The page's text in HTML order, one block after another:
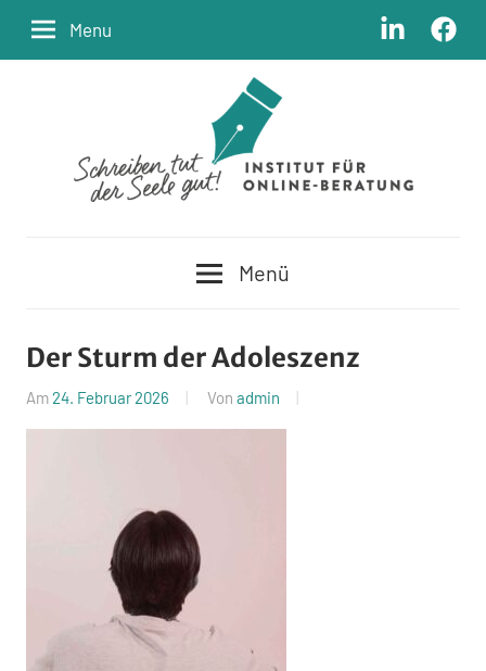
Zum
Inhalt
LinkedIn
Menu
Online-
Beratung
Menü
Der Sturm der Adoleszenz
Am 24. Februar 2026 Von admin